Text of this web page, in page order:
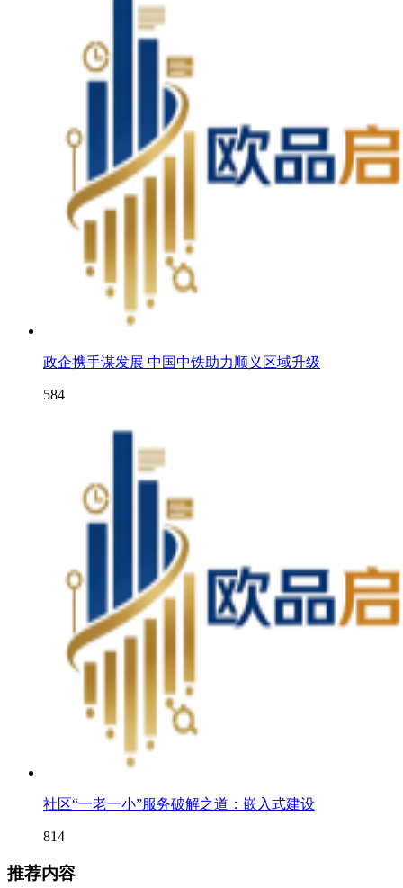
政企携手谋发展 中国中铁助力顺义区域升级
584
社区“一老一小”服务破解之道：嵌入式建设
814
推荐内容